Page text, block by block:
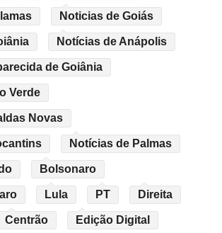
Noticias de Goiás
Notícias de Anápolis
de Goiânia
Verde
Novas
Notícias de Palmas
Bolsonaro
Lula PT Direita
Centrão Edição Digital